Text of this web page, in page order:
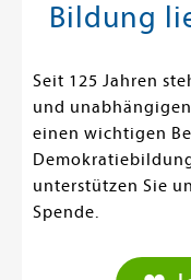
Bildung
Seit 125 Jahren
und
einen wichtigen
unterstützen Sie
Spende.